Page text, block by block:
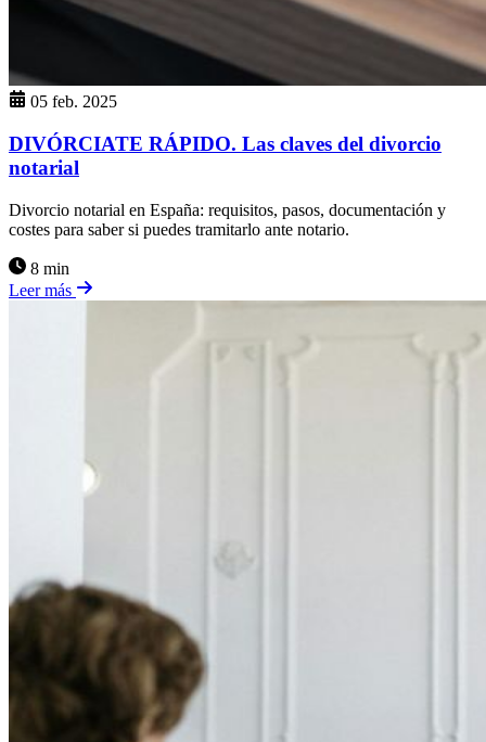
05 feb. 2025
DIVÓRCIATE RÁPIDO. Las claves del divorcio
notarial
Divorcio notarial en España: requisitos, pasos, documentación y
costes para saber si puedes tramitarlo ante notario.
8 min
Leer más